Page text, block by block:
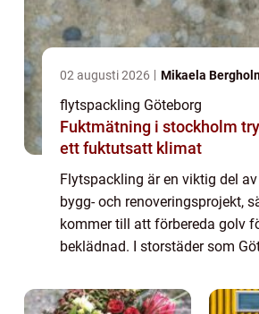
02 augusti 2026 Mikaela
flytspackling Göteborg
Fuktmätning i stockholm tryggare hus i
ett fuktutsatt klimat
Flytspackling är en viktig del
bygg- och renoveringsprojekt,
kommer till att förbereda golv
beklädnad. I storstäder som